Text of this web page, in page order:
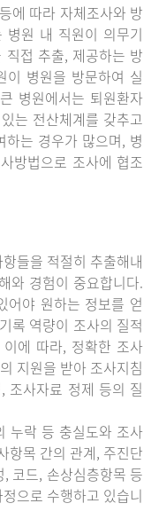
에 따라 자체조사와 방
병원 내 직원이 의무기
접 추출, 제공하는 방
이 병원을 방문하여 실
병원에서는 퇴원환자
는 전산체계를 갖추고
는 경우가 많으며, 병
방법으로 조사에 협조
들을 적절히 추출해내
와 경험이 중요합니다.
어야 원하는 정보를 얻
록 역량이 조사의 질적
에 따라, 정확한 조사
지원을 받아 조사지침
조사자료 정제 등의 질
누락 등 충실도와 조사
항목 간의 관계, 주진단
코드, 손상심층항목 등
으로 수행하고 있습니